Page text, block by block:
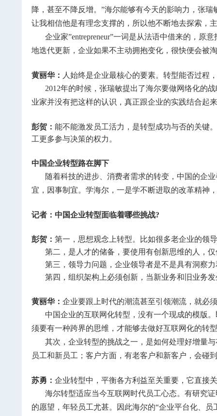
降，甚至不降反增。”海尔能够有今天的影响力，张
让我相信他是有理念支撑的，所以他不断地去探索，
企业家”entrepreneur”一词是从法语中借来的，原
地迭代更新，企业如果不主动拥抱变化，很快便会被
黄丽华： 人始终是企业最核心的要素。转型能否过程
2012年的时候，张瑞敏提出了海尔要做网络化的
业家并没有把这样的认识，真正跟企业的实践结合起
彭贺： 能不能激发员工活力，是转型成功与否的关键
工更多参与决策的权力。
中国企业转型路在脚下
随着科技的进步、消费者需求的转变，中国的企
宜，因事制宜。学海尔，一是学不断进取的改革精神
记者：中国企业转型面临着哪些挑战?
彭贺： 第一，思想观念上转型。比如很多老企业的领
第二，是人才的储备，要使用有创新思维的人，
第三，领导力问题，企业领导者是不是具有洞察
第四，组织架构上必须创新，当新业务和旧业务
黄丽华： 企业要跟上时代的潮流甚至引领潮流，就必
中国企业的互联网化转型，没有一个现成的模版
须要有一种跨界的思维，才能够去做好互联网化的转
其次，企业转型的挑战之一，是如何处理好增量
员工和新员工；客户方面，有老客户和新客户，会碰
苏勇： 企业转型中，平衡各方利益至关重要，它直接
海尔转型适应当今互联网时代员工心态。有研究
的愿望，年轻员工尤甚。因此海尔的“企业平台化、